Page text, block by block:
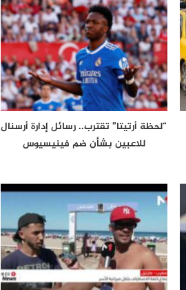
“لحظة أرتيتا” تقترب.. رسائل إدارة أرسنال
للاعبين بشأن ضم فينيسيوس